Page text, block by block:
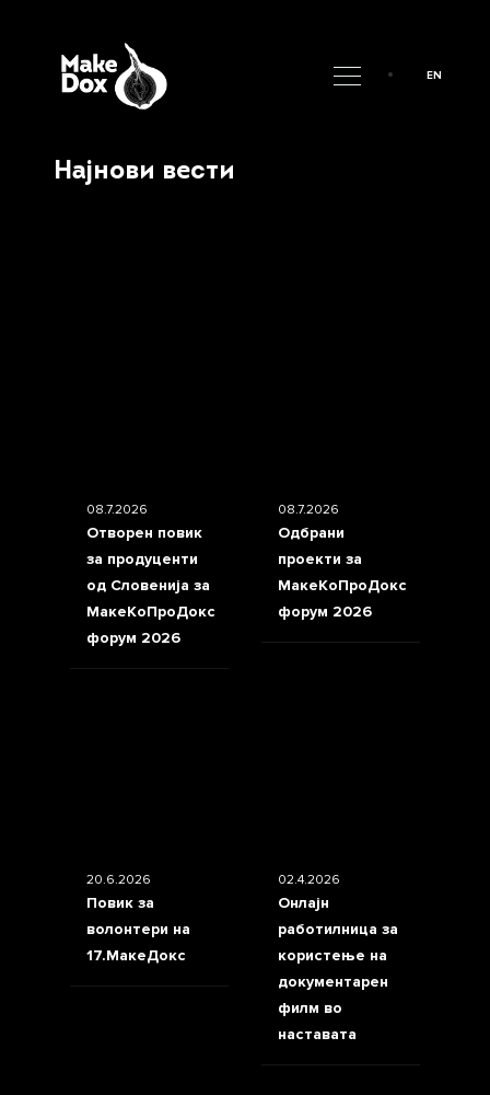
EN
Најнови вести
08.7.2026
Отворен повик
за продуценти
од Словенија за
МакеКоПроДокс
форум 2026
08.7.2026
Одбрани
проекти за
МакеКоПроДокс
форум 2026
20.6.2026
Повик за
волонтери на
17.МакеДокс
02.4.2026
Онлајн
работилница за
користење на
документарен
филм во
наставата